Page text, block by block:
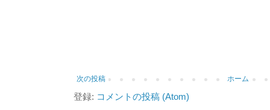
次の投稿 ホーム
登録: コメントの投稿 (Atom)